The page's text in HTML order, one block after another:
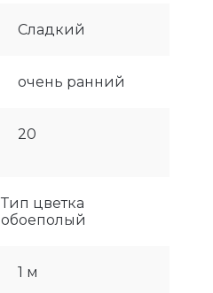
Сладкий
очень ранний
20
Тип цветка
обоеполый
1 м